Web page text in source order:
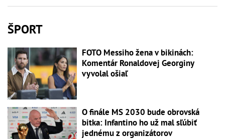
ŠPORT
FOTO Messiho žena v bikinách:
Komentár Ronaldovej Georginy
vyvolal ošiaľ
O finále MS 2030 bude obrovská
bitka: Infantino ho už mal sľúbiť
jednému z organizátorov